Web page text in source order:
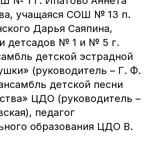
учащаяся СОШ № 13 п.
Дарья Саяпина,
детсадов № 1 и № 5 г.
детской эстрадной
(руководитель – Г. Ф.
детской песни
ЦДО (руководитель –
педагог
образования ЦДО В.